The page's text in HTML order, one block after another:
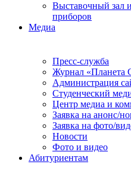
Выставочный зал
приборов
Медиа
Пресс-служба
Журнал «Планета
Администрация
Студенческий
Центр медиа и
Заявка на анонс/
Заявка на фото/
Новости
Фото и видео
Абитуриентам